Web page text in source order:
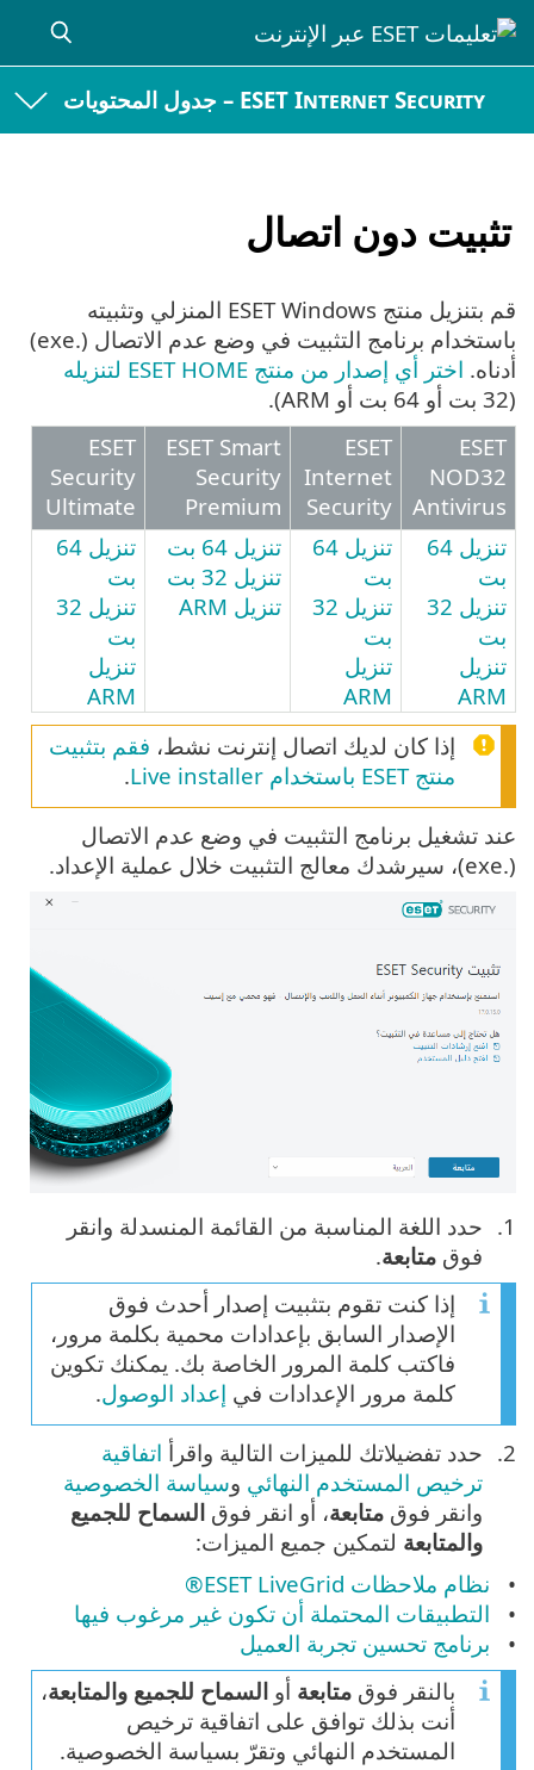
ESET Internet Security – جدول المحتويات
تثبيت دون اتصال
قم بتنزيل منتج ESET Windows المنزلي وتثبيته
باستخدام برنامج التثبيت في وضع عدم الاتصال (.exe)
أدناه. اختر أي إصدار من منتج ESET HOME لتنزيله
(32 بت أو 64 بت أو ARM).
ESET
NOD32
Antivirus
ESET
Internet
Security
ESET Smart
Security
Premium
ESET
Security
Ultimate
تنزيل 64
بت
تنزيل 32
بت
تنزيل
ARM
تنزيل 64
بت
تنزيل 32
بت
تنزيل
ARM
تنزيل 64 بت
تنزيل 32 بت
تنزيل ARM
تنزيل 64
بت
تنزيل 32
بت
تنزيل
ARM
إذا كان لديك اتصال إنترنت نشط، فقم بتثبيت
منتج ESET باستخدام Live installer
.
عند تشغيل برنامج التثبيت في وضع عدم الاتصال
(.exe)، سيرشدك معالج التثبيت خلال عملية الإعداد.
حدد اللغة المناسبة من القائمة المنسدلة وانقر
فوق متابعة.
إذا كنت تقوم بتثبيت إصدار أحدث فوق
الإصدار السابق بإعدادات محمية بكلمة مرور،
فاكتب كلمة المرور الخاصة بك. يمكنك تكوين
كلمة مرور الإعدادات في إعداد الوصول.
حدد تفضيلاتك للميزات التالية واقرأ اتفاقية
ترخيص المستخدم النهائي وسياسة الخصوصية
وانقر فوق متابعة، أو انقر فوق السماح للجميع
والمتابعة لتمكين جميع الميزات:
نظام ملاحظات ESET LiveGrid®
التطبيقات المحتملة أن تكون غير مرغوب فيها
برنامج تحسين تجربة العميل
بالنقر فوق متابعة أو السماح للجميع والمتابعة،
أنت بذلك توافق على اتفاقية ترخيص
المستخدم النهائي وتقرّ بسياسة الخصوصية.